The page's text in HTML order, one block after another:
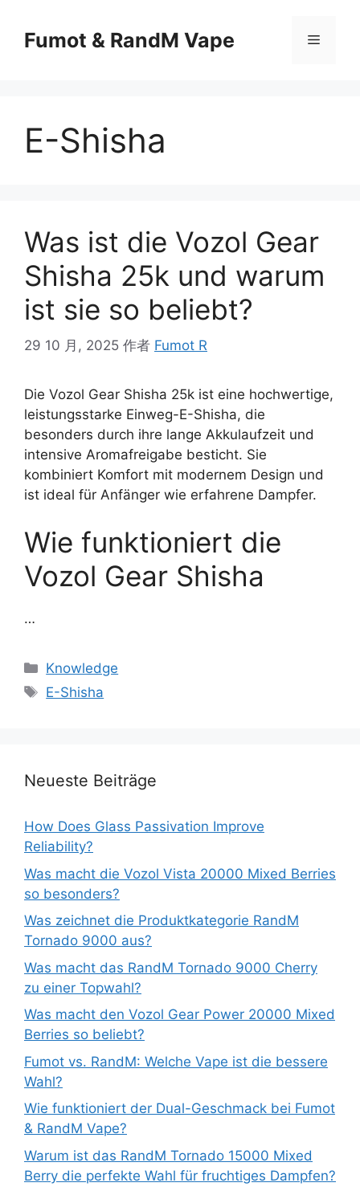
Fumot & RandM Vape
E-Shisha
Was ist die Vozol Gear
Shisha 25k und warum
ist sie so beliebt?
29 10 月, 2025 作者 Fumot R
Die Vozol Gear Shisha 25k ist eine hochwertige,
leistungsstarke Einweg-E-Shisha, die
besonders durch ihre lange Akkulaufzeit und
intensive Aromafreigabe besticht. Sie
kombiniert Komfort mit modernem Design und
ist ideal für Anfänger wie erfahrene Dampfer.
Wie funktioniert die
Vozol Gear Shisha
…
Knowledge
E-Shisha
Neueste Beiträge
How Does Glass Passivation Improve
Reliability?
Was macht die Vozol Vista 20000 Mixed Berries
so besonders?
Was zeichnet die Produktkategorie RandM
Tornado 9000 aus?
Was macht das RandM Tornado 9000 Cherry
zu einer Topwahl?
Was macht den Vozol Gear Power 20000 Mixed
Berries so beliebt?
Fumot vs. RandM: Welche Vape ist die bessere
Wahl?
Wie funktioniert der Dual-Geschmack bei Fumot
& RandM Vape?
Warum ist das RandM Tornado 15000 Mixed
Berry die perfekte Wahl für fruchtiges Dampfen?